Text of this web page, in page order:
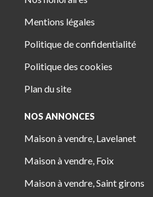
Mentions légales
Politique de confidentialité
Politique des cookies
Plan du site
NOS ANNONCES
Maison à vendre, Lavelanet
Maison à vendre, Foix
Maison à vendre, Saint girons